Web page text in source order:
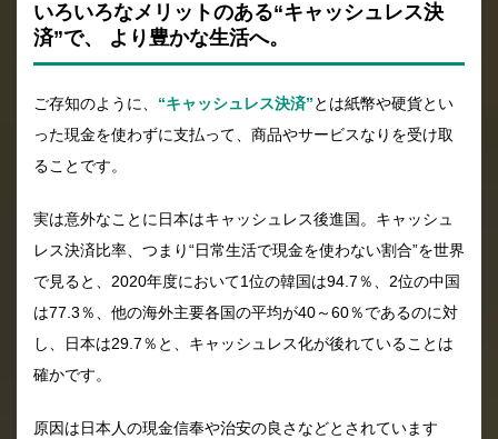
いろいろなメリットのある“キャッシュレス決
済”で、
より豊かな生活へ。
ご存知のように、 “キャッシュレス決済”とは紙幣や硬貨とい
った現金を使わずに支払って、商品やサービスなりを受け取
ることです。
実は意外なことに日本はキャッシュレス後進国。キャッシュ
レス決済比率、つまり“日常生活で現金を使わない割合”を世界
で見ると、2020年度において1位の韓国は94.7％、2位の中国
は77.3％、他の海外主要各国の平均が40～60％であるのに対
し、日本は29.7％と、キャッシュレス化が後れていることは
確かです。
原因は日本人の現金信奉や治安の良さなどとされています